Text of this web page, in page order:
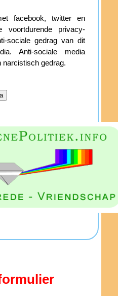
facebook, twitter en
voortdurende privacy-
sociale gedrag van dit
Anti-sociale media
narcistisch gedrag.